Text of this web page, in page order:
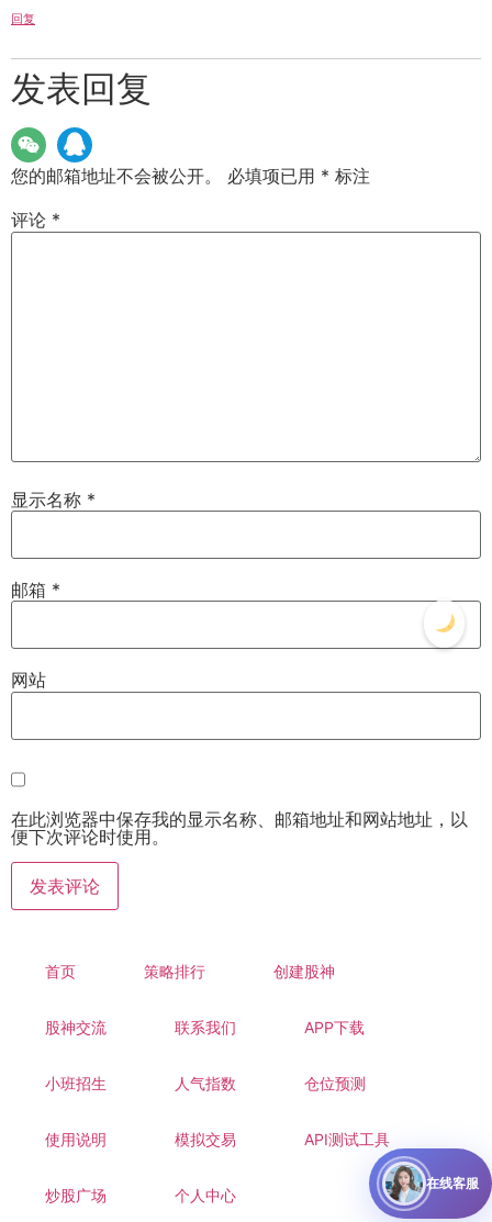
回复
发表回复
您的邮箱地址不会被公开。 必填项已用 * 标注
评论 *
显示名称 *
邮箱 *
网站
在此浏览器中保存我的显示名称、邮箱地址和网站地址，以
便下次评论时使用。
首页 策略排行 创建股神
股神交流 联系我们 APP下载
小班招生 人气指数 仓位预测
使用说明 模拟交易 API测试工具
炒股广场 个人中心
在线客服